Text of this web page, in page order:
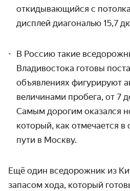
откидывающийся с
дисплей диагональю 15,7
В Россию такие
Владивостока готовы
объявлениях фигурируют
величинами пробега, от 7
Самым дорогим оказался
который, как отмечается
пути в Москву.
Ещё один вседорожник из
запасом хода, который